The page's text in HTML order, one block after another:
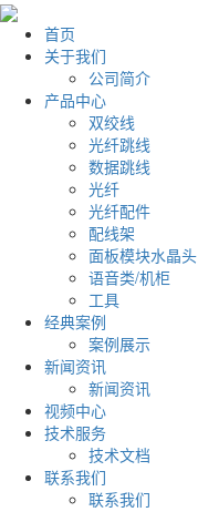
首页
关于我们
公司简介
产品中心
双绞线
光纤跳线
数据跳线
光纤
光纤配件
配线架
面板模块水晶头
语音类/机柜
工具
经典案例
案例展示
新闻资讯
新闻资讯
视频中心
技术服务
技术文档
联系我们
联系我们